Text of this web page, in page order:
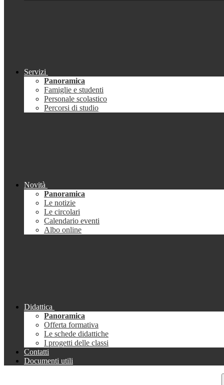
Servizi
Panoramica
Famiglie e studenti
Personale scolastico
Percorsi di studio
Novità
Panoramica
Le notizie
Le circolari
Calendario eventi
Albo online
Didattica
Panoramica
Offerta formativa
Le schede didattiche
I progetti delle classi
Contatti
Documenti utili